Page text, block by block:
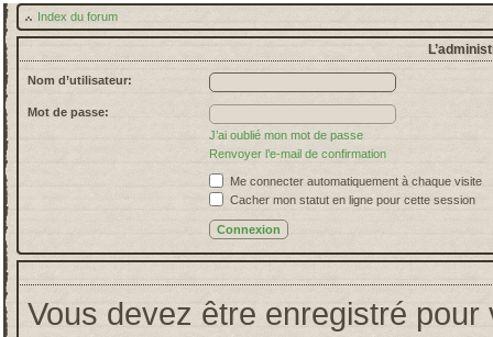
Index du forum
Nom d’utilisateur:
Mot de passe:
J’ai oublié mon mot de passe
Renvoyer l’e-mail de confirmation
Me connecter automatiquement à chaque visite
Cacher mon statut en ligne pour cette session
Vous devez être enregistré pour